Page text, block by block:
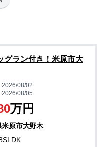
グラン付き！米原市大
2026/08/02
2026/08/05
万円
米原市大野木